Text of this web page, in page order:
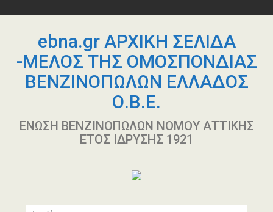
περιεχόμενοebna.gr ΑΡΧΙΚΗ ΣΕΛΙΔΑ
-ΜΕΛΟΣ ΤΗΣ ΟΜΟΣΠΟΝΔΙΑΣ
ΒΕΝΖΙΝΟΠΩΛΩΝ ΕΛΛΑΔΟΣ
Ο.Β.Ε.
ΕΝΩΣΗ ΒΕΝΖΙΝΟΠΩΛΩΝ ΝΟΜΟΥ ΑΤΤΙΚΗΣ
ΕΤΟΣ ΙΔΡΥΣΗΣ 1921